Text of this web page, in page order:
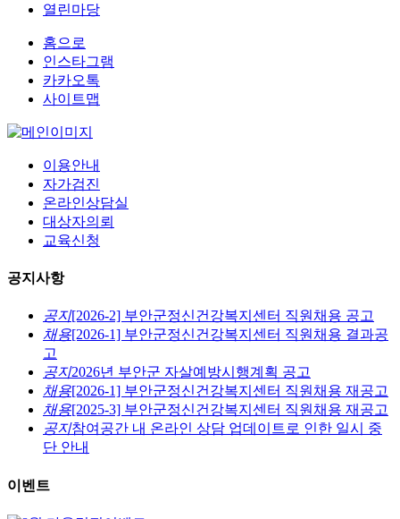
열린마당
홈으로
인스타그램
카카오톡
사이트맵
이용안내
자가검진
온라인상담실
대상자의뢰
교육신청
공지사항
공지[2026-2] 부안군정신건강복지센터 직원채용 공고
채용[2026-1] 부안군정신건강복지센터 직원채용 결과공
고
공지2026년 부안군 자살예방시행계획 공고
채용[2026-1] 부안군정신건강복지센터 직원채용 재공고
채용[2025-3] 부안군정신건강복지센터 직원채용 재공고
공지참여공간 내 온라인 상담 업데이트로 인한 일시 중
단 안내
이벤트